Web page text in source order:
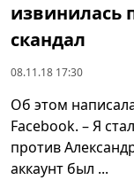
извинилась
скандал
08.11.18 17:30
Об этом
Facebook. – Я
против
аккаунт был ...